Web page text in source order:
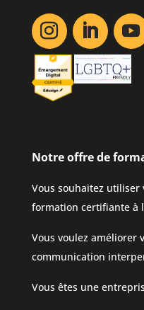
Notre offre de
Vous souhaitez utiliser
formation certifiante à
Vous voulez améliorer
communication
Vous êtes une